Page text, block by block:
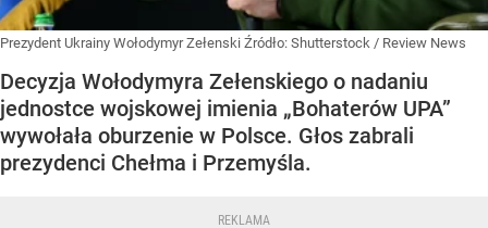
Prezydent Ukrainy Wołodymyr Zełenski Źródło: Shutterstock / Review News
Decyzja Wołodymyra Zełenskiego o nadaniu
jednostce wojskowej imienia „Bohaterów UPA”
wywołała oburzenie w Polsce. Głos zabrali
prezydenci Chełma i Przemyśla.